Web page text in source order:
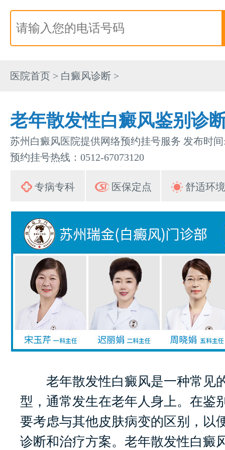
医院首页 > 白癜风诊断 >
老年散发性白癜风鉴别诊
苏州白癜风医院提供网络预约挂号服务 发布时间
预约挂号热线：0512-67073120
专病专科 医保定点 舒适环境
老年散发性白癜风是一种常见
型，通常发生在老年人身上。在鉴
要考虑与其他皮肤病变的区别，以
诊断和治疗方案。老年散发性白癜